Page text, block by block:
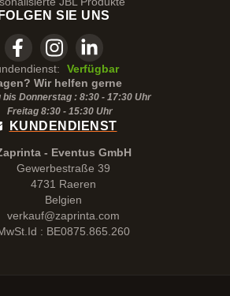
FOLGEN SIE UNS
Verfügbar
Wir helfen gerne
bis Donnerstag : 8:30 - 17:30 Uhr
Freitag 8:30 - 15:30Uhr
KUNDENDIENST
- Eventus GmbH
Gewerbestraße 39
4731 Raeren
Belgien
verkauf@zaprinta.com
: BE0875.865.260